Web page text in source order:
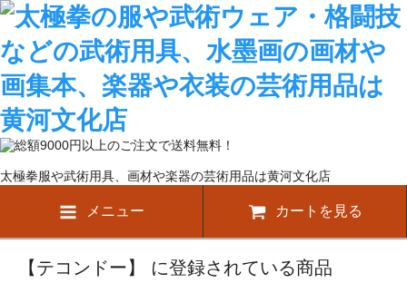
太極拳服や武術用具、画材や楽器の芸術用品は黄河文化店
メニュー カートを見る
【テコンドー】 に登録されている商品